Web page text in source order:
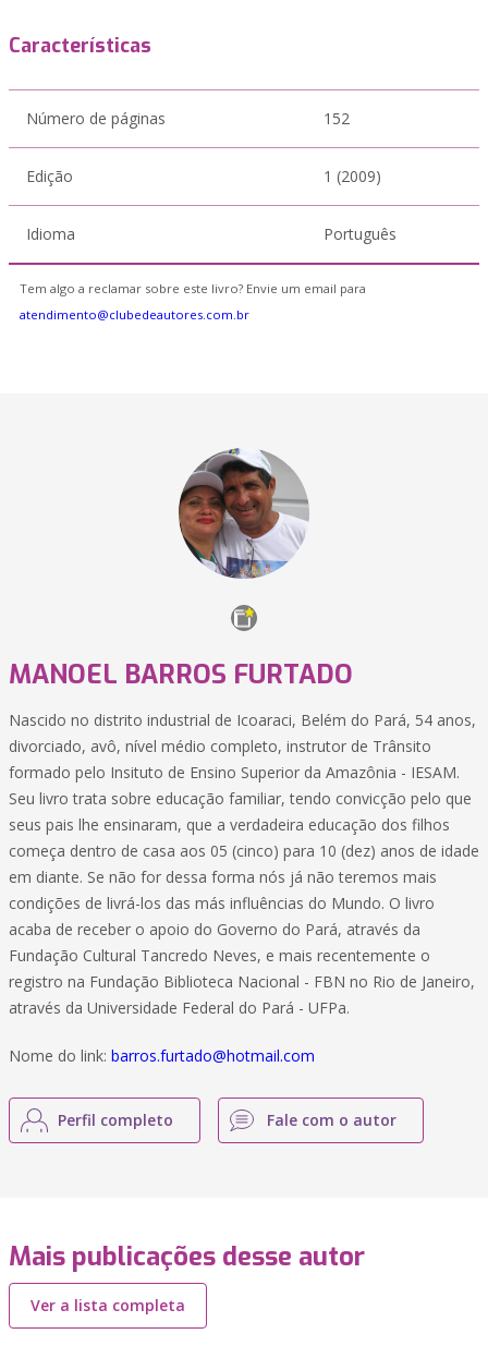
Características
Número de páginas 152
Edição 1 (2009)
Idioma Português
Tem algo a reclamar sobre este livro? Envie um email para
atendimento@clubedeautores.com.br
MANOEL BARROS FURTADO
Nascido no distrito industrial de Icoaraci, Belém do Pará, 54 anos,
divorciado, avô, nível médio completo, instrutor de Trânsito
formado pelo Insituto de Ensino Superior da Amazônia - IESAM.
Seu livro trata sobre educação familiar, tendo convicção pelo que
seus pais lhe ensinaram, que a verdadeira educação dos filhos
começa dentro de casa aos 05 (cinco) para 10 (dez) anos de idade
em diante. Se não for dessa forma nós já não teremos mais
condições de livrá-los das más influências do Mundo. O livro
acaba de receber o apoio do Governo do Pará, através da
Fundação Cultural Tancredo Neves, e mais recentemente o
registro na Fundação Biblioteca Nacional - FBN no Rio de Janeiro,
através da Universidade Federal do Pará - UFPa.
Nome do link: barros.furtado@hotmail.com
Perfil completo Fale com o autor
Mais publicações desse autor
Ver a lista completa